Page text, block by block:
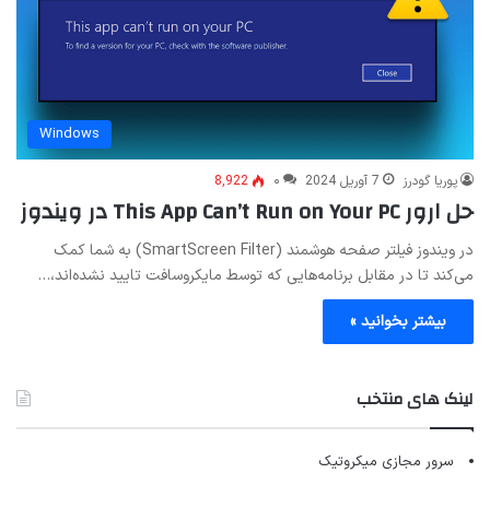
Windows
پوریا گودرز 7 آوریل 2024 ۰ 8,922
حل ارور This App Can’t Run on Your PC در ویندوز
در ویندوز فیلتر صفحه هوشمند (SmartScreen Filter) به شما کمک
می‌کند تا در مقابل برنامه‌هایی که توسط مایکروسافت تایید نشده‌اند،…
بیشتر بخوانید »
لینک های منتخب
سرور مجازی میکروتیک